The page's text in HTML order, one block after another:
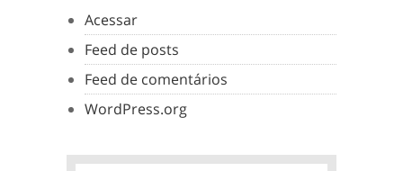
Acessar
Feed de posts
Feed de comentários
WordPress.org